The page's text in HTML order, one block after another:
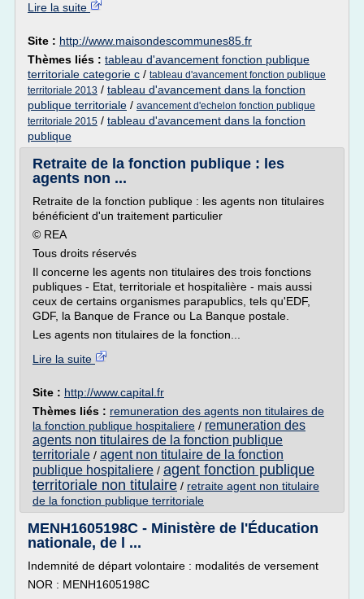
Lire la suite
Site : http://www.maisondescommunes85.fr
Thèmes liés : tableau d'avancement fonction publique
territoriale categorie c / tableau d'avancement fonction publique
territoriale 2013 / tableau d'avancement dans la fonction
publique territoriale / avancement d'echelon fonction publique
territoriale 2015 / tableau d'avancement dans la fonction
publique
Retraite de la fonction publique : les
agents non ...
Retraite de la fonction publique : les agents non titulaires
bénéficient d'un traitement particulier
© REA
Tous droits réservés
Il concerne les agents non titulaires des trois fonctions
publiques - Etat, territoriale et hospitalière - mais aussi
ceux de certains organismes parapublics, tels qu'EDF,
GDF, la Banque de France ou La Banque postale.
Les agents non titulaires de la fonction...
Lire la suite
Site : http://www.capital.fr
Thèmes liés : remuneration des agents non titulaires de
la fonction publique hospitaliere / remuneration des
agents non titulaires de la fonction publique
territoriale / agent non titulaire de la fonction
publique hospitaliere / agent fonction publique
territoriale non titulaire / retraite agent non titulaire
de la fonction publique territoriale
MENH1605198C - Ministère de l'Éducation
nationale, de l ...
Indemnité de départ volontaire : modalités de versement
NOR : MENH1605198C